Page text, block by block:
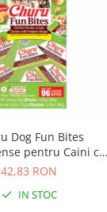
Dog Fun Bites
pentru Caini cu
Pui si Dovleac
42,83 RON
IN STOC